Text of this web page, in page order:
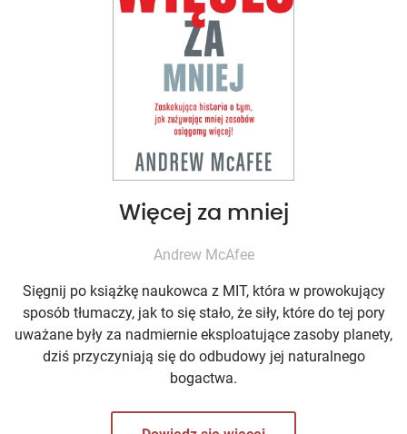
Więcej za mniej
Andrew McAfee
Sięgnij po książkę naukowca z MIT, która w prowokujący
sposób tłumaczy, jak to się stało, że siły, które do tej pory
uważane były za nadmiernie eksploatujące zasoby planety,
dziś przyczyniają się do odbudowy jej naturalnego
bogactwa.